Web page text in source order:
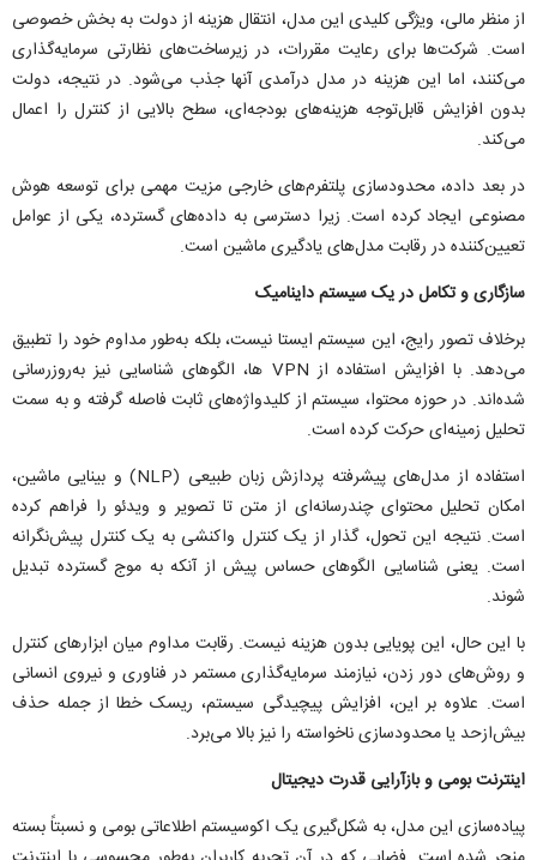
از منظر مالی، ویژگی کلیدی این مدل، انتقال هزینه از دولت به بخش خصوصی
است. شرکت‌ها برای رعایت مقررات، در زیرساخت‌های نظارتی سرمایه‌گذاری
می‌کنند، اما این هزینه در مدل درآمدی آنها جذب می‌شود. در نتیجه، دولت
بدون افزایش قابل‌توجه هزینه‌های بودجه‌ای، سطح بالایی از کنترل را اعمال
می‌کند.
در بعد داده، محدودسازی پلتفرم‌های خارجی مزیت مهمی برای توسعه هوش
مصنوعی ایجاد کرده است. زیرا دسترسی به داده‌های گسترده، یکی از عوامل
تعیین‌کننده در رقابت مدل‌های یادگیری ماشین است.
سازگاری و تکامل در یک سیستم داینامیک
برخلاف تصور رایج، این سیستم ایستا نیست، بلکه به‌طور مداوم خود را تطبیق
می‌دهد. با افزایش استفاده از VPN ها، الگو‌های شناسایی نیز به‌روزرسانی
شده‌اند. در حوزه محتوا، سیستم از کلیدواژه‌های ثابت فاصله گرفته و به سمت
تحلیل زمینه‌ای حرکت کرده است.
استفاده از مدل‌های پیشرفته پردازش زبان طبیعی (NLP) و بینایی ماشین،
امکان تحلیل محتوای چندرسانه‌ای از متن تا تصویر و ویدئو را فراهم کرده
است. نتیجه این تحول، گذار از یک کنترل واکنشی به یک کنترل پیش‌نگرانه
است. یعنی شناسایی الگو‌های حساس پیش از آنکه به موج گسترده تبدیل
شوند.
با این حال، این پویایی بدون هزینه نیست. رقابت مداوم میان ابزار‌های کنترل
و روش‌های دور زدن، نیازمند سرمایه‌گذاری مستمر در فناوری و نیروی انسانی
است. علاوه بر این، افزایش پیچیدگی سیستم، ریسک خطا از جمله حذف
بیش‌ازحد یا محدودسازی ناخواسته را نیز بالا می‌برد.
اینترنت بومی و بازآرایی قدرت دیجیتال
پیاده‌سازی این مدل، به شکل‌گیری یک اکوسیستم اطلاعاتی بومی و نسبتاً بسته